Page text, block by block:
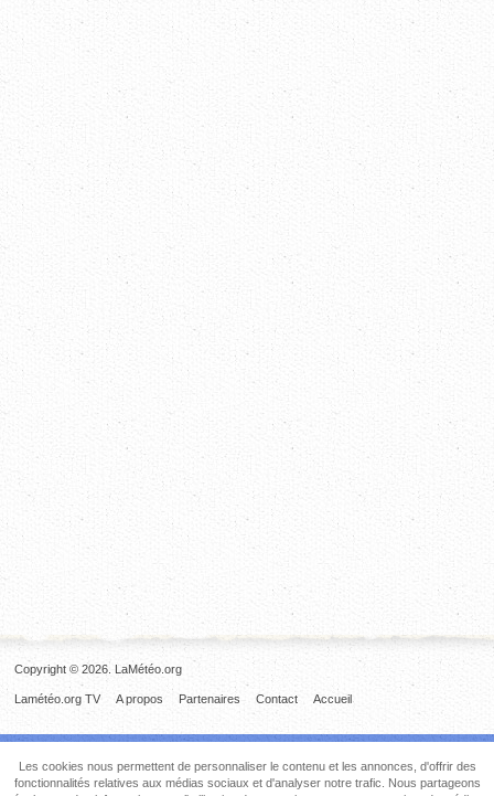
Copyright © 2026. LaMétéo.org
Accueil
Contact
Partenaires
A propos
Lamétéo.org TV
Les cookies nous permettent de personnaliser le contenu et les annonces, d'offrir des
fonctionnalités relatives aux médias sociaux et d'analyser notre trafic. Nous partageons